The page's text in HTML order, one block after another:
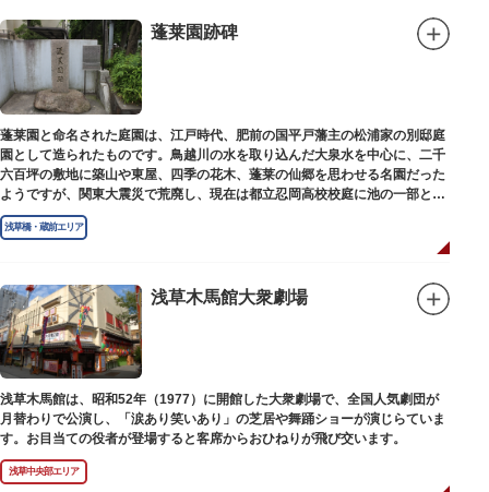
蓬莱園跡碑
蓬莱園と命名された庭園は、江戸時代、肥前の国平戸藩主の松浦家の別邸庭
園として造られたものです。鳥越川の水を取り込んだ大泉水を中心に、二千
六百坪の敷地に築山や東屋、四季の花木、蓬莱の仙郷を思わせる名園だった
ようですが、関東大震災で荒廃し、現在は都立忍岡高校校庭に池の一部と都
指定の天然記念物の大イチョウを残すのみです。
浅草橋・蔵前エリア
浅草木馬館大衆劇場
浅草木馬館は、昭和52年（1977）に開館した大衆劇場で、全国人気劇団が
月替わりで公演し、「涙あり笑いあり」の芝居や舞踊ショーが演じらていま
す。お目当ての役者が登場すると客席からおひねりが飛び交います。
浅草中央部エリア